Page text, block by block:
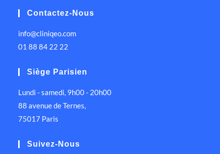
Contactez-Nous
info@cliniqeo.com
01 88 84 22 22
Siège Parisien
Lundi - samedi, 9h00 - 20h00
88 avenue de Ternes,
75017 Paris
Suivez-Nous